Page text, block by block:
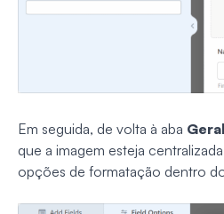
Em seguida, de volta à aba Geral
que a imagem esteja
opções de formatação dentro